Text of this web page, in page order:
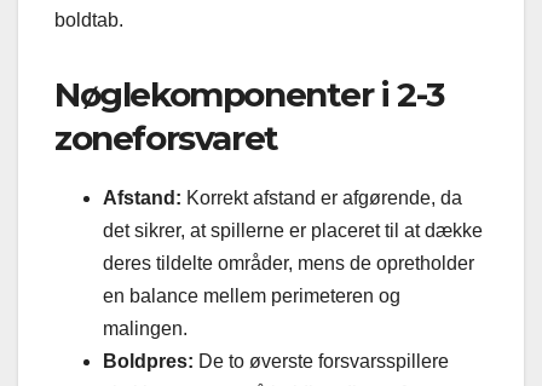
boldtab.
Nøglekomponenter i 2-3
zoneforsvaret
Afstand: Korrekt afstand er afgørende, da
det sikrer, at spillerne er placeret til at dække
deres tildelte områder, mens de opretholder
en balance mellem perimeteren og
malingen.
Boldpres: De to øverste forsvarsspillere